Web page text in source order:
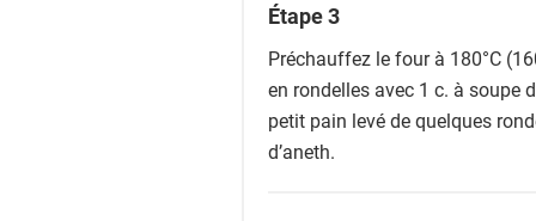
Étape 3
Préchauffez le four à 180°C
en rondelles avec 1 c. à soupe
petit pain levé de quelques
d’aneth.